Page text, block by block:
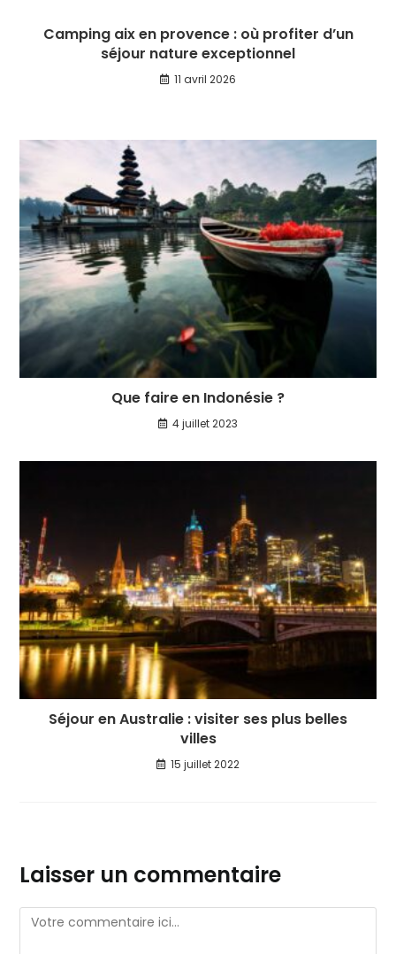
Camping aix en provence : où profiter d’un
séjour nature exceptionnel
11 avril 2026
Que faire en Indonésie ?
4 juillet 2023
Séjour en Australie : visiter ses plus belles
villes
15 juillet 2022
Laisser un commentaire
Comment